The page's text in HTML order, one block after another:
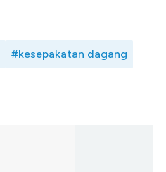
#kesepakatan dagang